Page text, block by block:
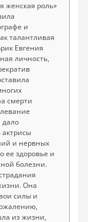
женская роль»
и
талантливая
Евгения
личность,
смерти
дало
актрисы
и нервных
ее здоровье и
болезни.
Она
силы и
из жизни,